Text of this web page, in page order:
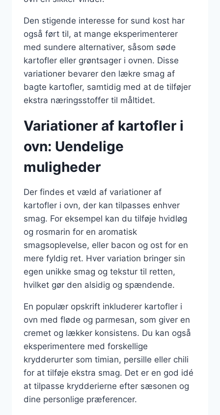
Den stigende interesse for sund kost har
også ført til, at mange eksperimenterer
med sundere alternativer, såsom søde
kartofler eller grøntsager i ovnen. Disse
variationer bevarer den lækre smag af
bagte kartofler, samtidig med at de tilføjer
ekstra næringsstoffer til måltidet.
Variationer af kartofler i
ovn: Uendelige
muligheder
Der findes et væld af variationer af
kartofler i ovn, der kan tilpasses enhver
smag. For eksempel kan du tilføje hvidløg
og rosmarin for en aromatisk
smagsoplevelse, eller bacon og ost for en
mere fyldig ret. Hver variation bringer sin
egen unikke smag og tekstur til retten,
hvilket gør den alsidig og spændende.
En populær opskrift inkluderer kartofler i
ovn med fløde og parmesan, som giver en
cremet og lækker konsistens. Du kan også
eksperimentere med forskellige
krydderurter som timian, persille eller chili
for at tilføje ekstra smag. Det er en god idé
at tilpasse krydderierne efter sæsonen og
dine personlige præferencer.